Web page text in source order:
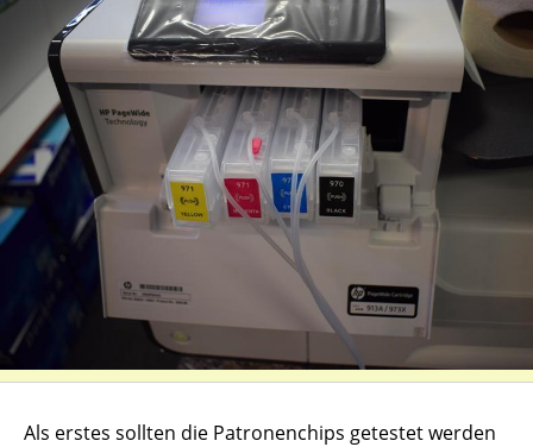
Als erstes sollten die Patronenchips getestet werden